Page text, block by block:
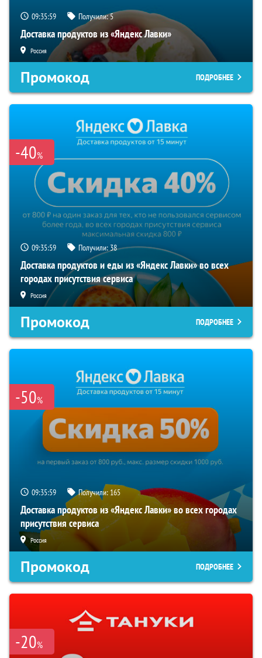
09:35:58 Получили:5
Доставка продуктов из «Яндекс Лавки»
Россия
Промокод ПОДРОБНЕЕ
-40%
09:35:58 Получили:38
Доставка продуктов и еды из «Яндекс Лавки» во всех
городах присутствия сервиса
Россия
Промокод ПОДРОБНЕЕ
-50%
09:35:58 Получили: 165
Доставка продуктов из «Яндекс Лавки» во всех городах
присутствия сервиса
Россия
Промокод ПОДРОБНЕЕ
-20%